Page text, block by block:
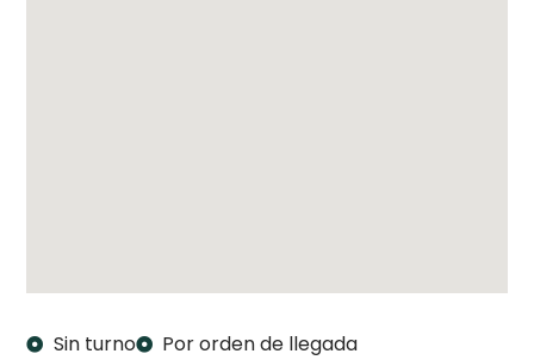
Sin turno
Por orden de llegada